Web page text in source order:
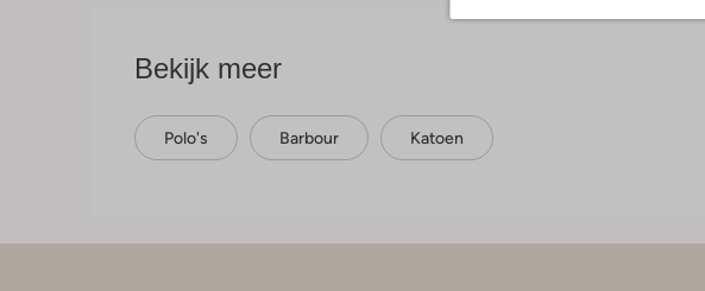
Bekijk meer
Polo's Barbour Katoen